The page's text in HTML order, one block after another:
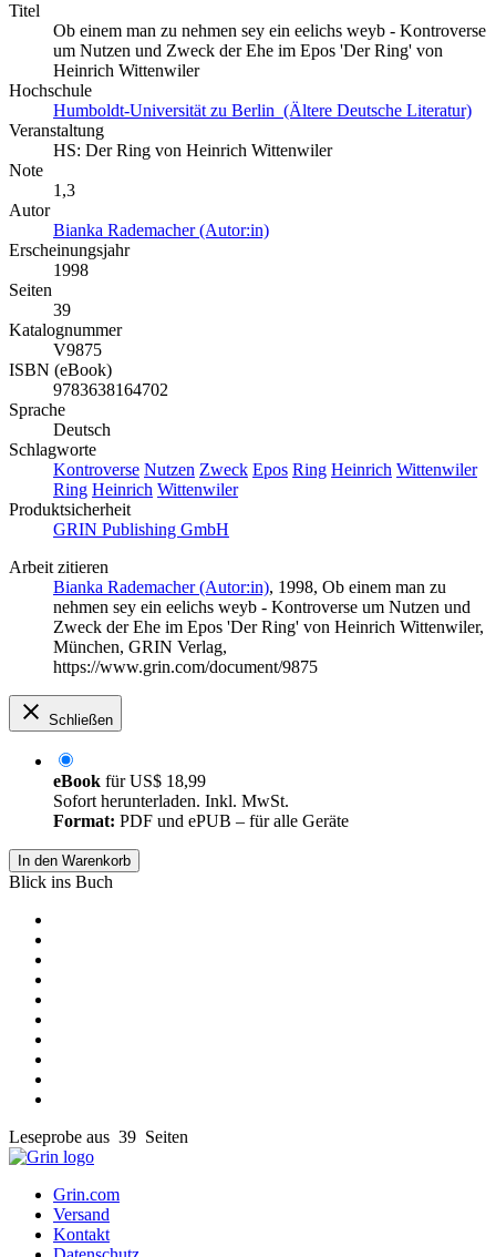
Titel
Ob einem man zu nehmen sey ein eelichs weyb - Kontroverse
um Nutzen und Zweck der Ehe im Epos 'Der Ring' von
Heinrich Wittenwiler
Hochschule
Humboldt-Universität zu Berlin (Ältere Deutsche Literatur)
Veranstaltung
HS: Der Ring von Heinrich Wittenwiler
Note
1,3
Autor
Bianka Rademacher (Autor:in)
Erscheinungsjahr
1998
Seiten
39
Katalognummer
V9875
ISBN (eBook)
9783638164702
Sprache
Deutsch
Schlagworte
Kontroverse Nutzen Zweck Epos Ring Heinrich Wittenwiler
Ring Heinrich Wittenwiler
Produktsicherheit
GRIN Publishing GmbH
Arbeit zitieren
Bianka Rademacher (Autor:in), 1998, Ob einem man zu
nehmen sey ein eelichs weyb - Kontroverse um Nutzen und
Zweck der Ehe im Epos 'Der Ring' von Heinrich Wittenwiler,
München, GRIN Verlag,
https://www.grin.com/document/9875
Schließen
eBook fürUS$ 18,99
Sofort herunterladen. Inkl. MwSt.
Format: PDF und ePUB – für alle Geräte
In den Warenkorb
Blick ins Buch
Leseprobe aus 39 Seiten
Grin.com
Versand
Kontakt